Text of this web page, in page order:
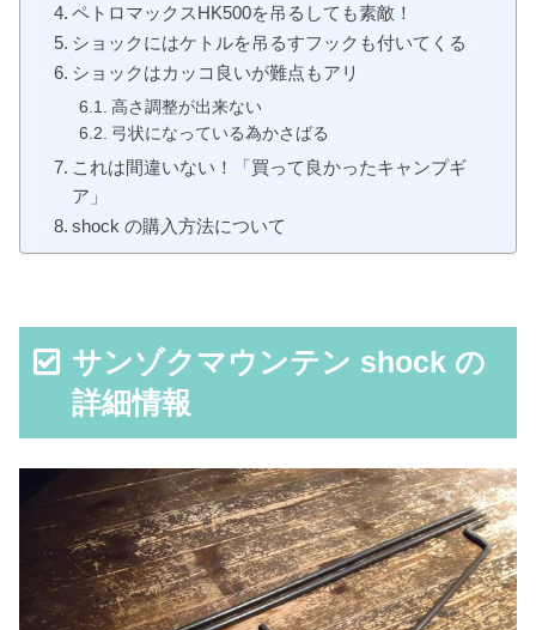
ペトロマックスHK500を吊るしても素敵！
ショックにはケトルを吊るすフックも付いてくる
ショックはカッコ良いが難点もアリ
高さ調整が出来ない
弓状になっている為かさばる
これは間違いない！「買って良かったキャンプギ
ア」
shock の購入方法について
サンゾクマウンテン shock の
詳細情報